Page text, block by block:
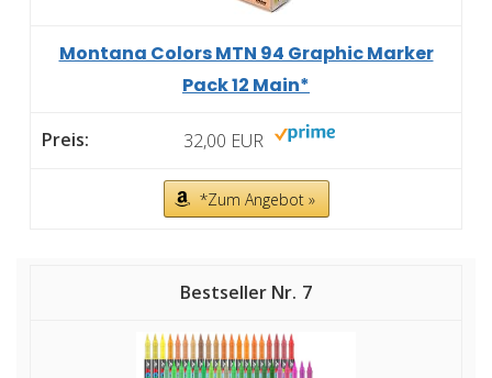
Montana Colors MTN 94 Graphic Marker
Pack 12 Main*
32,00 EUR
*Zum Angebot »
7